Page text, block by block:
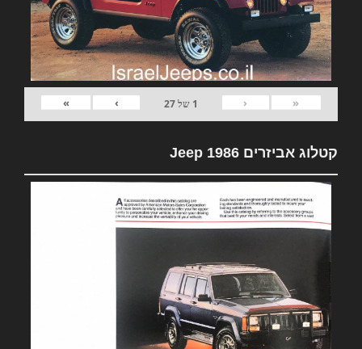
«
‹
1 של27
›
»
קטלוג אביזרים Jeep 1986